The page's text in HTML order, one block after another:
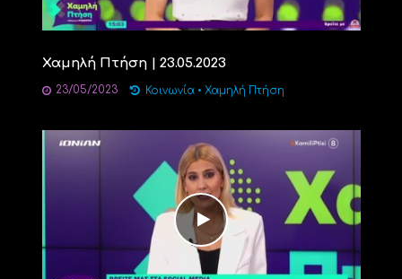
Χαμηλή Πτήση | 23.05.2023
23/05/2023 Κοινωνία • Χαμηλή Πτήση